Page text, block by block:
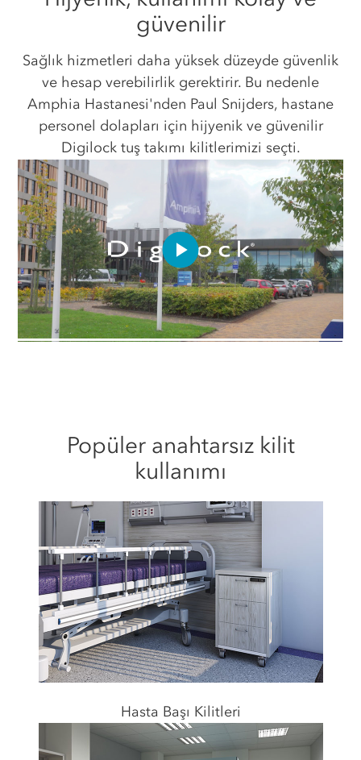
güvenilir
Sağlık hizmetleri daha yüksek düzeyde güvenlik
ve hesap verebilirlik gerektirir. Bu nedenle
Amphia Hastanesi'nden Paul Snijders, hastane
personel dolapları için hijyenik ve güvenilir
Digilock tuş takımı kilitlerimizi seçti.
Play
Video
Popüler anahtarsız kilit
kullanımı
Hasta Başı Kilitleri